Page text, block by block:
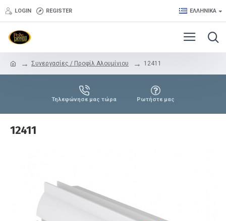
LOGIN REGISTER ΕΛΛΗΝΙΚΆ
Συνεργασίες / Προφίλ Αλουμίνιου 12411
Τηλεφώνησε μας τώρα Ρωτήστε μας
12411